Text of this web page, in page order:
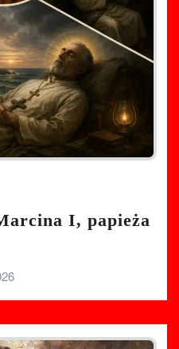
I, papieża